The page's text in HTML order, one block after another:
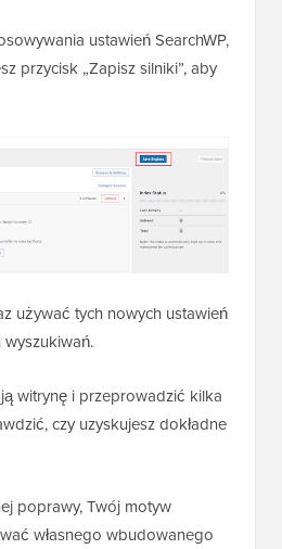
ustawień SearchWP,
przycisk „Zapisz silniki”, aby
używać tych nowych ustawień
witrynę i przeprowadzić kilka
czy uzyskujesz dokładne
poprawy, Twój motyw
własnego wbudowanego